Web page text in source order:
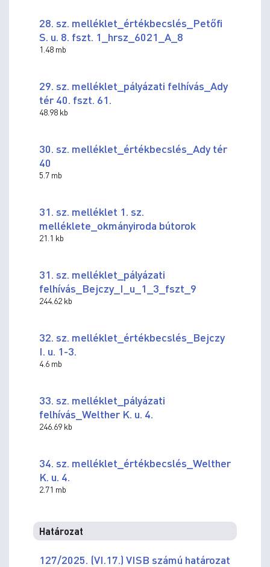
28. sz. melléklet_értékbecslés_Petőfi
S. u. 8. fszt. 1_hrsz_6021_A_8
1.48 mb
29. sz. melléklet_pályázati felhívás_Ady
tér 40. fszt. 61.
48.98 kb
30. sz. melléklet_értékbecslés_Ady tér
40
5.7 mb
31. sz. melléklet 1. sz.
melléklete_okmányiroda bútorok
21.1 kb
31. sz. melléklet_pályázati
felhívás_Bejczy_I_u_1_3_fszt_9
244.62 kb
32. sz. melléklet_értékbecslés_Bejczy
I. u. 1-3.
4.6 mb
33. sz. melléklet_pályázati
felhívás_Welther K. u. 4.
246.69 kb
34. sz. melléklet_értékbecslés_Welther
K. u. 4.
2.71 mb
Határozat
127/2025. (VI.17.) VISB számú határozat